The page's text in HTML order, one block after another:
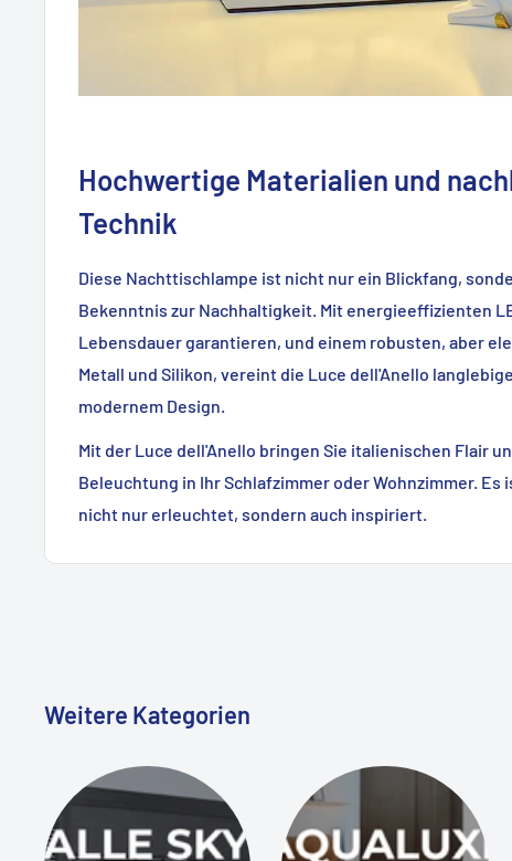
Hochwertige Materialien und
Technik
Diese Nachttischlampe ist nicht nur ein Blickfang,
Bekenntnis zur Nachhaltigkeit. Mit energieeffizienten
Lebensdauer garantieren, und einem robusten, aber
Metall und Silikon, vereint die Luce dell'Anello
modernem Design.
Mit der Luce dell'Anello bringen Sie italienischen Flair
Beleuchtung in Ihr Schlafzimmer oder Wohnzimmer. Es
nicht nur erleuchtet, sondern auch inspiriert.
Weitere Kategorien